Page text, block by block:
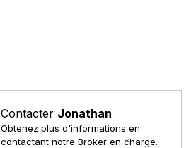
Contacter Jonathan
Obtenez plus d'informations en
contactant notre Broker en charge.